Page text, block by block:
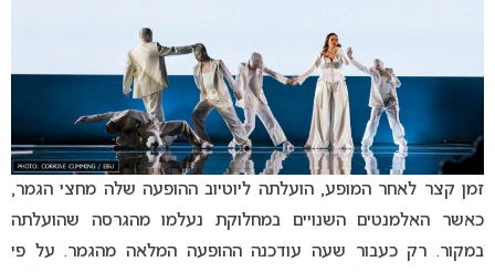
זמן קצר לאחר המופע, הועלתה ליוטיוב ההופעה שלה מחצי הגמר,
כאשר האלמנטים השנויים במחלוקת נעלמו מהגרסה שהועלתה
במקור. רק כעבור שעה עודכנה ההופעה המלאה מהגמר. על פי